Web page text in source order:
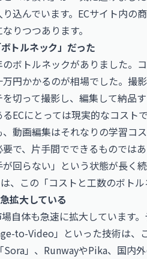
込んでいます。ECサイト内
りつつあります。
トルネック」だった
ボトルネックがありました。
円かかるのが相場でした。撮
切って撮影し、編集して納品
ECにとっては現実的なコスト
動画編集はそれなりの学習
で、片手間でできるものでは
回らない」という状態が長く
、この「コストと工数のボト
拡大している
自体も急速に拡大しています
to-Video」といった技術は、
Sora」、RunwayやPika、国内